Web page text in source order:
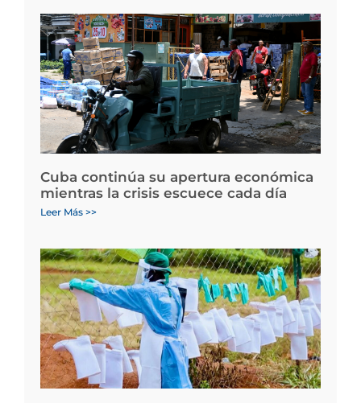
Cuba continúa su apertura económica
mientras la crisis escuece cada día
Leer Más >>